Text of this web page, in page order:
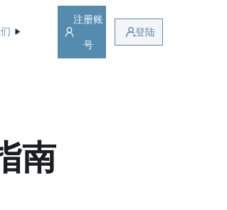
注册账
号
登陆
南